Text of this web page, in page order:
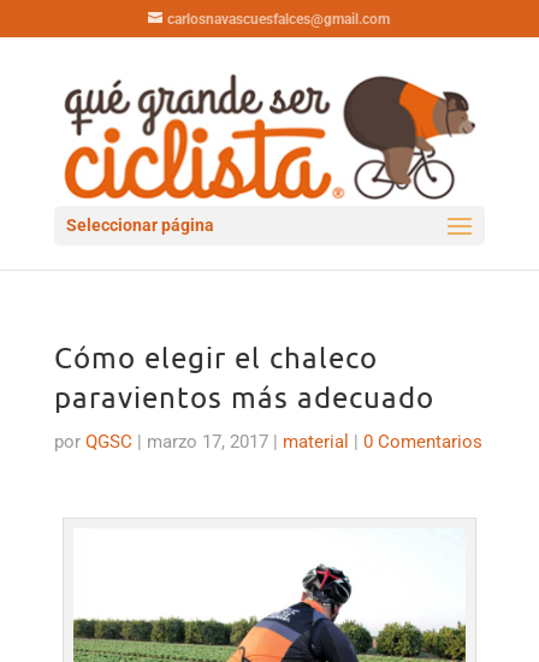
carlosnavascuesfalces@gmail.com
Seleccionar página
Cómo elegir el chaleco
paravientos más adecuado
por QGSC | marzo 17, 2017 | material | 0 Comentarios